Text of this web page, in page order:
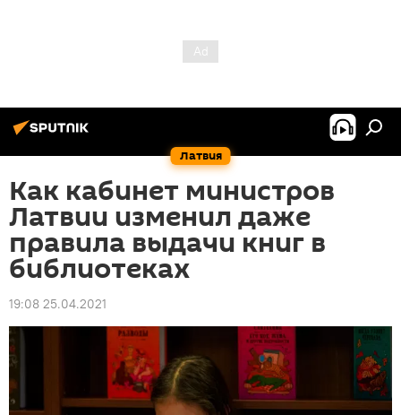
Латвия
Как кабинет министров
Латвии изменил даже
правила выдачи книг в
библиотеках
19:08 25.04.2021